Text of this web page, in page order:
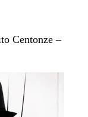
Centonze –